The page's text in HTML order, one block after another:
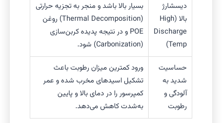
دیسشارژ
بالا (High
Discharge
Temp)
بسیار بالا باشد و منجر به تجزیه حرارتی
(Thermal Decomposition) روغن
POE و در نتیجه پدیده کربن‌سازی
(Carbonization) شود.
حساسیت
شدید به
آلودگی و
رطوبت
ورود کمترین میزان رطوبت باعث
تشکیل اسیدهای مخرب شده و عمر
کمپرسور را در دمای بالا و پایین
به‌شدت کاهش می‌دهد.